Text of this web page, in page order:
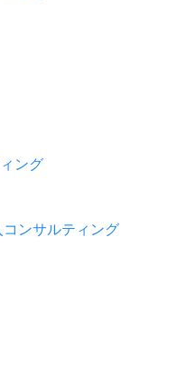
ング
ンサルティング